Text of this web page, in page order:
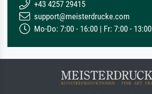
+43 4257 29415
support@meisterdrucke.com
Mo-Do: 7:00 - 16:00 | Fr: 7:00 - 13:00